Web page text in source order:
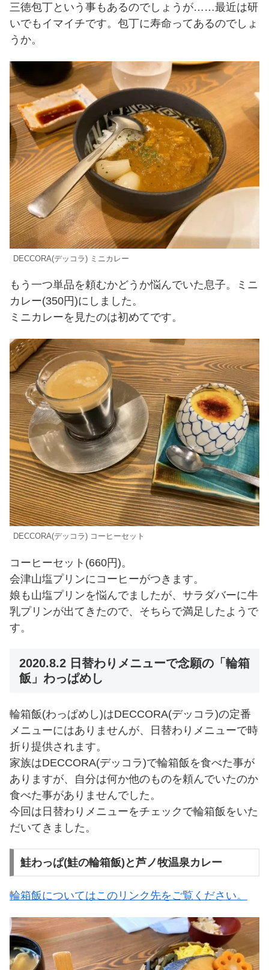
三徳包丁という事もあるのでしょうが……最近は研
いでもイマイチです。包丁に寿命ってあるのでしょ
うか。
DECCORA(デッコラ) ミニカレー
もう一つ単品を頼むかどうか悩んでいた息子。ミニ
カレー(350円)にしました。
ミニカレーを見たのは初めてです。
DECCORA(デッコラ) コーヒーセット
コーヒーセット(660円)。
会津山塩プリンにコーヒーがつきます。
娘も山塩プリンを悩んでましたが、サラダバーに牛
乳プリンが出てきたので、そちらで満足したようで
す。
2020.8.2 日替わりメニューで念願の「輪箱
飯」わっぱめし
輪箱飯(わっぱめし)はDECCORA(デッコラ)の定番
メニューにはありませんが、日替わりメニューで時
折り提供されます。
家族はDECCORA(デッコラ)で輪箱飯を食べた事が
ありますが、自分は何か他のものを頼んでいたのか
食べた事がありませんでした。
今回は日替わりメニューをチェックで輪箱飯をいた
だいてきました。
鮭わっぱ(鮭の輪箱飯)と芦ノ牧温泉カレー
輪箱飯についてはこのリンク先をご覧ください。